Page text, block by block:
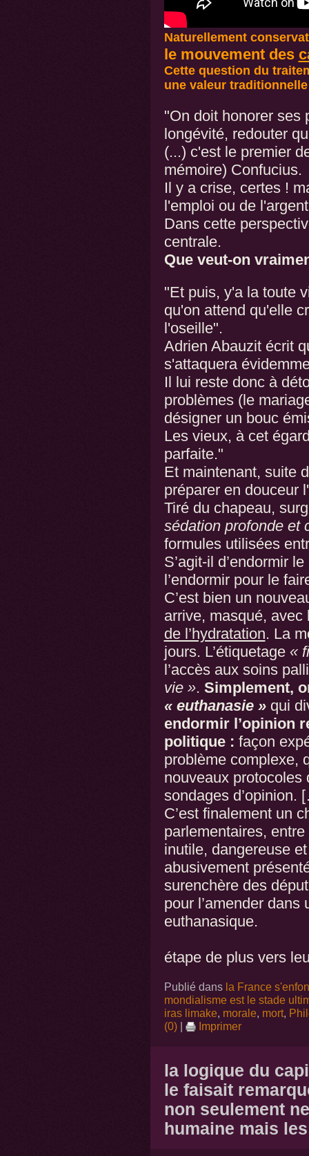
Naturellement
le mouvement des
Cette question du
une valeur
"On doit honorer ses
longévité, redouter
(...) c'est le premier
mémoire) Confucius.
Il y a crise, certes !
l'emploi ou de
Dans cette
centrale.
Que veut-on
"Et puis, y'a la toute
qu'on attend qu'elle
l'oseille".
Adrien Abauzit écrit
s'attaquera
Il lui reste donc à
problèmes (le
désigner un bouc
Les vieux, à cet
parfaite."
Et maintenant, suite
préparer en douceur
Tiré du chapeau,
sédation profonde et
formules utilisées
S’agit-il d’endormir
l’endormir pour le
C’est bien un
arrive, masqué, avec
de l’hydratation. La
jours. L’étiquetage «
l’accès aux soins
vie ». Simplement,
« euthanasie » qui
endormir l’opinion
politique : façon
problème complexe,
nouveaux protocoles
sondages d’opinion.
C’est finalement un
parlementaires,
inutile, dangereuse
abusivement
surenchère des
pour l’amender
euthanasique.
étape de plus vers
Publié dans la France
mondialisme est le stade
iras limake, morale, mort,
(0)| Imprimer
la logique du
le faisait
non seulement
humaine mais